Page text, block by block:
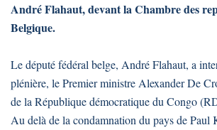
André Flahaut, devant la Chambre des
Belgique.
Le député fédéral belge, André Flahaut, a
plénière, le Premier ministre Alexander De
de la République démocratique du Congo
Au delà de la condamnation du pays de Paul